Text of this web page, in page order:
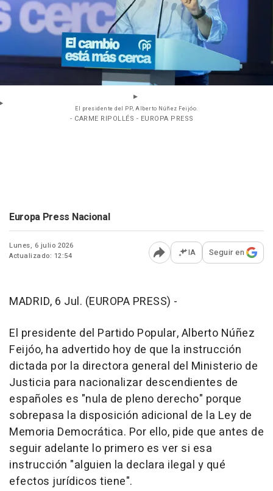
El presidente del PP, Alberto Núñez Feijóo.
- CARME RIPOLLÉS - EUROPA PRESS
Europa Press Nacional
Lunes, 6 julio 2026
Actualizado: 12:54
Abrir opciones para
IA Seguir en
MADRID, 6 Jul. (EUROPA PRESS) -
El presidente del Partido Popular, Alberto Núñez
Feijóo, ha advertido hoy de que la instrucción
dictada por la directora general del Ministerio de
Justicia para nacionalizar descendientes de
españoles es "nula de pleno derecho" porque
sobrepasa la disposición adicional de la Ley de
Memoria Democrática. Por ello, pide que antes de
seguir adelante lo primero es ver si esa
instrucción "alguien la declara ilegal y qué
efectos jurídicos tiene".